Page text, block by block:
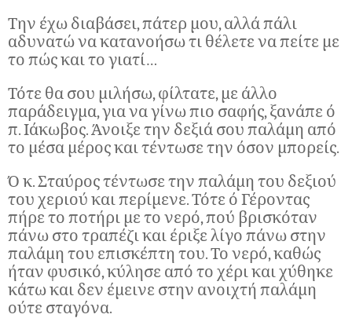
Την έχω διαβάσει, πάτερ μου, αλλά πάλι
αδυνατώ να κατανοήσω τι θέλετε να πείτε με
το πώς και το γιατί…
Τότε θα σου μιλήσω, φίλτατε, με άλλο
παράδειγμα, για να γίνω πιο σαφής, ξανάπε ό
π. Ιάκωβος. Άνοιξε την δεξιά σου παλάμη από
το μέσα μέρος και τέντωσε την όσον μπορείς.
Ό κ. Σταύρος τέντωσε την παλάμη του δεξιού
του χεριού και περίμενε. Τότε ό Γέροντας
πήρε το ποτήρι με το νερό, πού βρισκόταν
πάνω στο τραπέζι και έριξε λίγο πάνω στην
παλάμη του επισκέπτη του. Το νερό, καθώς
ήταν φυσικό, κύλησε από το χέρι και χύθηκε
κάτω και δεν έμεινε στην ανοιχτή παλάμη
ούτε σταγόνα.